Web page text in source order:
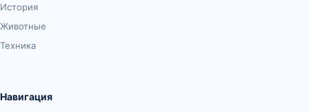
История
Животные
Техника
Навигация